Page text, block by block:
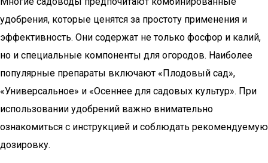
удобрения, которые ценятся за простоту применения и
эффективность. Они содержат не только фосфор и калий,
но и специальные компоненты для огородов. Наиболее
популярные препараты включают «Плодовый сад»,
«Универсальное» и «Осеннее для садовых культур». При
использовании удобрений важно внимательно
ознакомиться с инструкцией и соблюдать рекомендуемую
дозировку.